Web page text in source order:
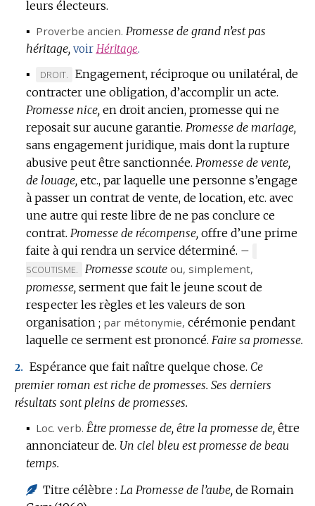
leurs électeurs.
▪ Proverbe ancien. Promesse de grand n’est pas
héritage, voir Héritage.
▪
MARQUE
DE
DOMAINE
:
DROIT.
Engagement, réciproque ou unilatéral, de
contracter une obligation, d’accomplir un acte.
Promesse nice, en droit ancien, promesse qui ne
reposait sur aucune garantie. Promesse de mariage,
sans engagement juridique, mais dont la rupture
abusive peut être sanctionnée. Promesse de vente,
de louage, etc., par laquelle une personne s’engage
à passer un contrat de vente, de location, etc. avec
une autre qui reste libre de ne pas conclure ce
contrat. Promesse de récompense, offre d’une prime
faite à qui rendra un service déterminé. –
DOMAINE
SCOUTISME. Promesse scoute ou, simplement,
promesse, serment que fait le jeune scout de
respecter les règles et les valeurs de son
organisation ; par métonymie, cérémonie pendant
laquelle ce serment est prononcé. Faire sa promesse.
2. Espérance que fait naître quelque chose. Ce
premier roman est riche de promesses. Ses derniers
résultats sont pleins de promesses.
▪ Loc. verb. Être promesse de, être la promesse de, être
annonciateur de. Un ciel bleu est promesse de beau
temps.
Titre célèbre : La Promesse de l’aube, de Romain